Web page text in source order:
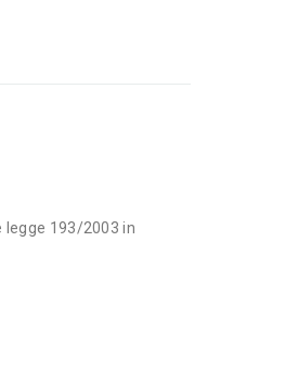
legge 193/2003 in